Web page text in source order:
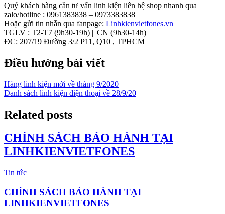
Quý khách hàng cần tư vấn linh kiện liên hệ shop nhanh qua
zalo/hotline : 0961383838 – 0973383838
Hoặc gửi tin nhắn qua fanpage: Linhkienvietfones.vn
TGLV : T2-T7 (9h30-19h) || CN (9h30-14h)
ĐC: 207/19 Đường 3/2 P11, Q10 , TPHCM
Điều hướng bài viết
Hàng linh kiện mới về tháng 9/2020
Danh sách linh kiện điện thoại về 28/9/20
Related posts
CHÍNH SÁCH BẢO HÀNH TẠI
LINHKIENVIETFONES
Tin tức
CHÍNH SÁCH BẢO HÀNH TẠI
LINHKIENVIETFONES